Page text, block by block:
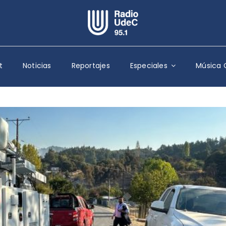
Escuchar Radio UdeC en vivo
Quiénes Somos
Programación
Podcast
Reportajes
Columnas
Música Clásica
Especiales
Noticias Reportajes Especiales Música